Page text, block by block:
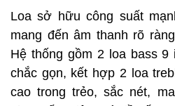
Loa sở hữu công suất
mang đến âm thanh rõ
Hệ thống gồm 2 loa bass 9
chắc gọn, kết hợp 2 loa
cao trong trẻo, sắc nét,